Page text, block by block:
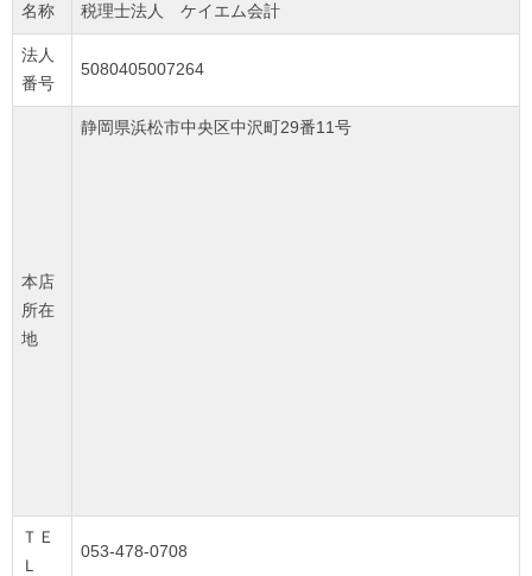
名称 税理士法人 ケイエム会計
法人
番号
5080405007264
本店
所在
地
静岡県浜松市中央区中沢町29番11号
ＴＥ
Ｌ
053-478-0708